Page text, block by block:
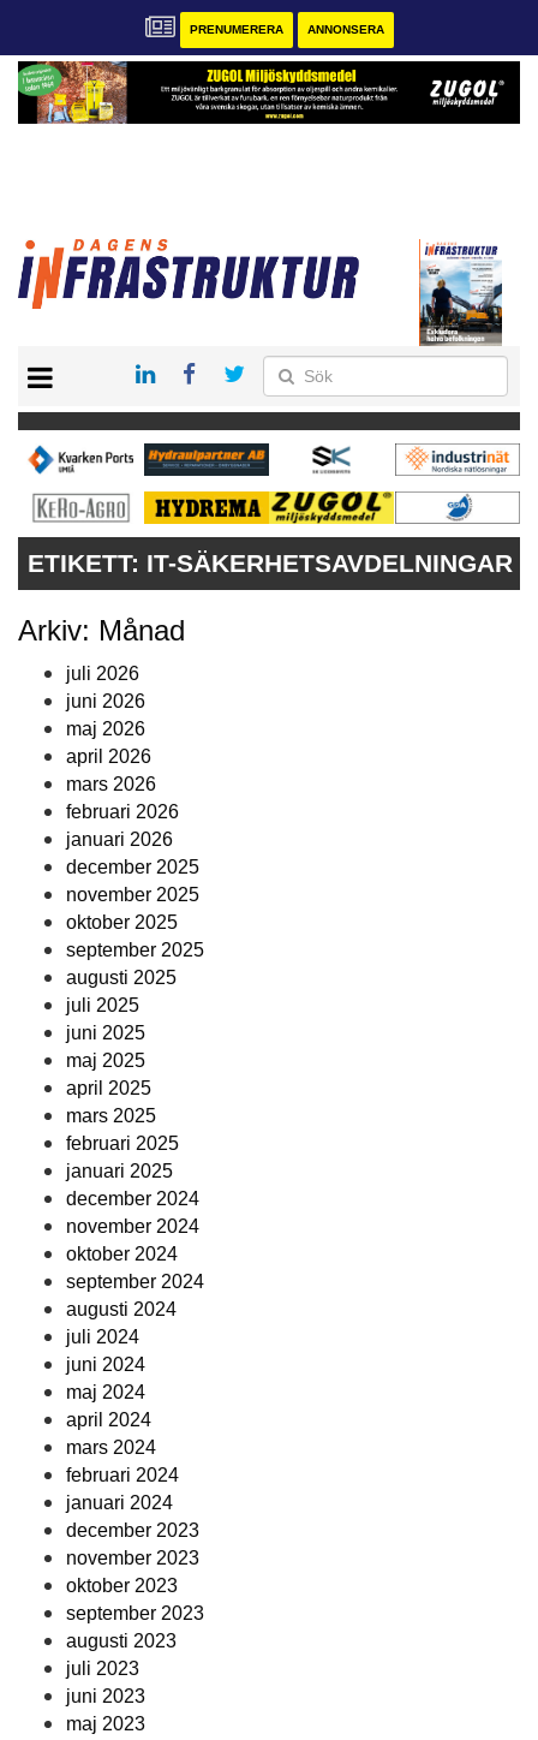
PRENUMERERA ANNONSERA
KONTAKT
VÅRA ANDRA MAGASIN
PRENUMERERA
ANNONSERA
ETIKETT: IT-SÄKERHETSAVDELNINGAR
Arkiv: Månad
juli 2026
juni 2026
maj 2026
april 2026
mars 2026
februari 2026
januari 2026
december 2025
november 2025
oktober 2025
september 2025
augusti 2025
juli 2025
juni 2025
maj 2025
april 2025
mars 2025
februari 2025
januari 2025
december 2024
november 2024
oktober 2024
september 2024
augusti 2024
juli 2024
juni 2024
maj 2024
april 2024
mars 2024
februari 2024
januari 2024
december 2023
november 2023
oktober 2023
september 2023
augusti 2023
juli 2023
juni 2023
maj 2023